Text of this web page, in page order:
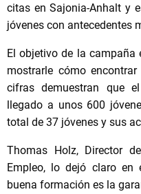
citas en Sajonia-Anhalt y
jóvenes con antecedentes
El objetivo de la campaña
mostrarle cómo
cifras demuestran que
llegado a unos 600
total de 37 jóvenes y sus
Thomas Holz, Director
Empleo, lo dejó claro en
buena formación es la